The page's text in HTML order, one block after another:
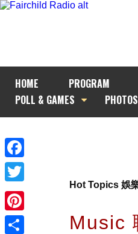
HOME PROGRAM
POLL & GAMES
PHOTOS
Facebook
Twitter
Pinterest
Hot Topics 娛
Music